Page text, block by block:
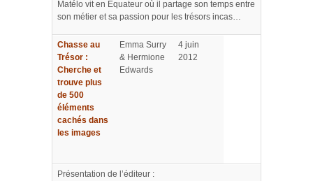
Matélo vit en Équateur où il partage son temps entre
son métier et sa passion pour les trésors incas…
Chasse au
Trésor :
Cherche et
trouve plus
de 500
éléments
cachés dans
les images
Emma Surry
& Hermione
Edwards
4 juin
2012
Présentation de l’éditeur :